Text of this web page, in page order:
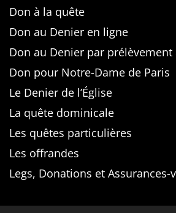
Don à la quête
Don au Denier en ligne
Don au Denier par
Don pour Notre-Dame de Paris
Le Denier de l’Église
La quête dominicale
Les quêtes particulières
Les offrandes
Legs, Donations et Assurances-